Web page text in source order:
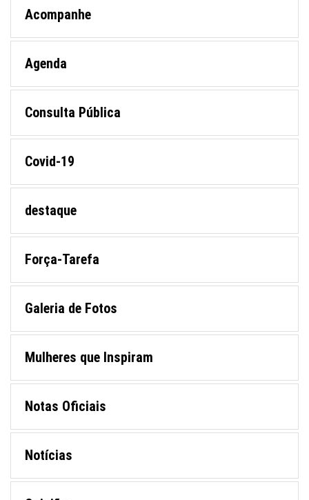
Acompanhe
Agenda
Consulta Pública
Covid-19
destaque
Força-Tarefa
Galeria de Fotos
Mulheres que Inspiram
Notas Oficiais
Notícias